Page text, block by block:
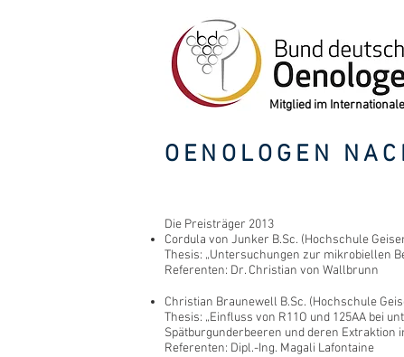
Mitglied im
OENOLOGEN
Die Preisträger 2013
Cordula von Junker B.Sc. (Hochschule
Thesis: „Untersuchungen zur mikrobiellen
Referenten: Dr. Christian von Wallbrunn
Christian Braunewell B.Sc. (Hochschule
Thesis: „Einfluss von R11O und 125AA bei
Spätburgunderbeeren und deren Extraktion
Referenten: Dipl.-Ing. Magali Lafontaine